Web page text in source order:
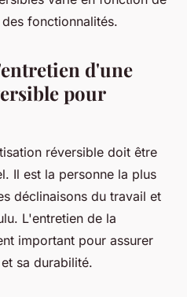
fonctionnalités.
d'une
pour
réversible doit être
Il est la personne la plus
déclinaisons du travail et
L'entretien de la
important pour assurer
sa durabilité.